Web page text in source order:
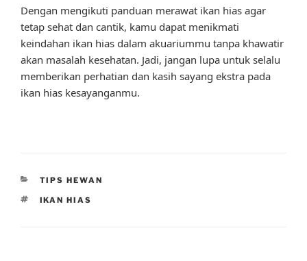
Dengan mengikuti panduan merawat ikan hias agar
tetap sehat dan cantik, kamu dapat menikmati
keindahan ikan hias dalam akuariummu tanpa khawatir
akan masalah kesehatan. Jadi, jangan lupa untuk selalu
memberikan perhatian dan kasih sayang ekstra pada
ikan hias kesayanganmu.
CATEGORIES
TIPS HEWAN
TAGS
IKAN HIAS